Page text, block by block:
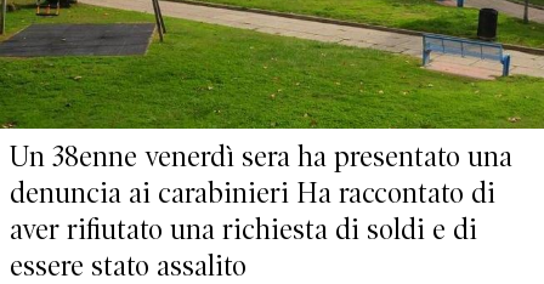
Un 38enne venerdì sera ha presentato una
denuncia ai carabinieri Ha raccontato di
aver rifiutato una richiesta di soldi e di
essere stato assalito